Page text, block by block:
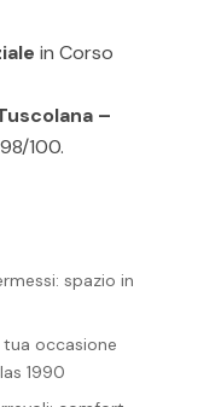
in Corso
–
100.
spazio in
occasione
1990